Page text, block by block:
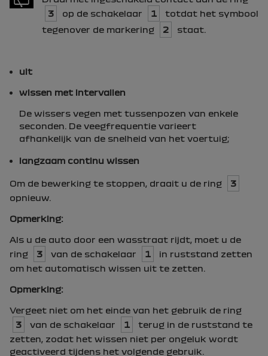
3
op de schakelaar 1
totdat het symbool
tegenover de markering
2 staat.
uit
wissen met intervallen
De wissers vegen met tussenpozen van enkele
seconden. De veegfrequentie varieert
afhankelijk van de snelheid van het voertuig;
langzaam continu wissen
Om de bewerking te stoppen, draait u de ring
3
opnieuw.
Opmerking:
Als u de auto door een wasstraat rijdt, moet u de
ring
3 van de schakelaar 1
in ruststand zetten
om het automatisch wissen uit te zetten.
Opmerking:
Vergeet niet om het einde van het gebruik de ring
3
van de schakelaar 1
terug in de ruststand te
zetten, zodat het wissen niet per ongeluk wordt
geactiveerd tijdens het volgende gebruik.